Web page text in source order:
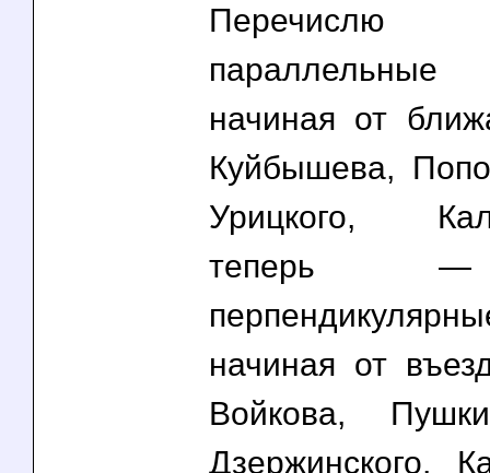
начиная от
Куйбышева,
Урицкого,
теперь
начиная от
Войкова,
Дзержинского,